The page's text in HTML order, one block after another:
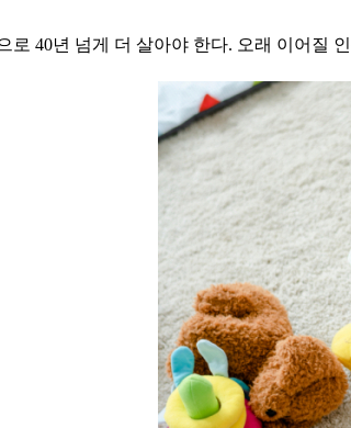
로 40년 넘게 더 살아야 한다. 오래 이어질